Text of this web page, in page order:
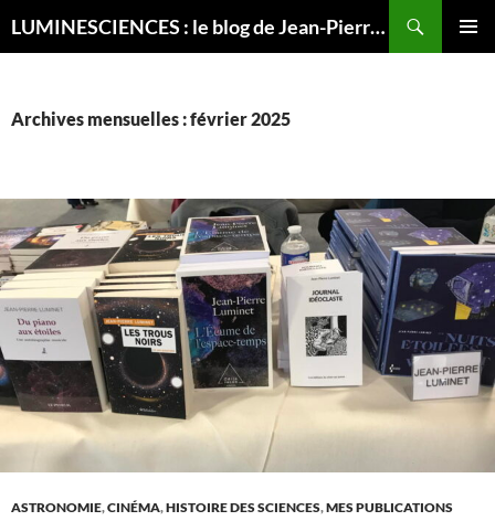
LUMINESCIENCES : le blog de Jean-Pierre LUMINET, astrophysicien
Archives mensuelles : février 2025
ASTRONOMIE,CINÉMA,HISTOIRE DES SCIENCES,MES PUBLICATIONS